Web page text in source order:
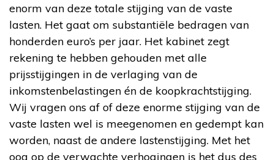
enorm van deze totale stijging van de vaste
lasten. Het gaat om substantiële bedragen van
honderden euro’s per jaar. Het kabinet zegt
rekening te hebben gehouden met alle
prijsstijgingen in de verlaging van de
inkomstenbelastingen én de koopkrachtstijging.
Wij vragen ons af of deze enorme stijging van de
vaste lasten wel is meegenomen en gedempt kan
worden, naast de andere lastenstijging. Met het
oog op de verwachte verhogingen is het dus des